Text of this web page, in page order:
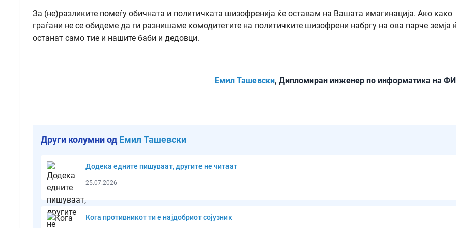
За (не)разликите помеѓу обичната и политичката шизофренија ќе оставам на Вашата имагинација. Ако како
граѓани не се обидеме да ги разнишаме комодитетите на политичките шизофрени набргу на ова парче земја
останат само тие и нашите баби и дедовци.
Емил Ташевски, Дипломиран инженер по информатика на
Други колумни од Емил Ташевски
Додека едните пишуваат, другите не читаат
25.07.2026
Кога противникот ти е најдобриот сојузник